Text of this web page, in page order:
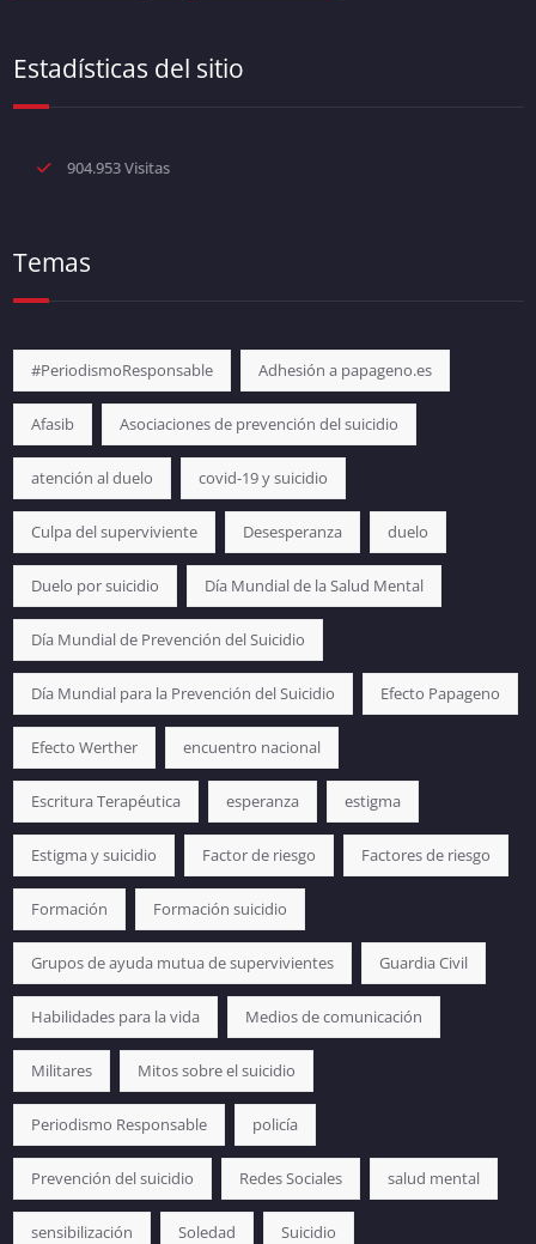
Estadísticas del sitio
904.953 Visitas
Temas
#PeriodismoResponsable Adhesión a papageno.es
Afasib Asociaciones de prevención del suicidio
atención al duelo covid-19 y suicidio
Culpa del superviviente Desesperanza duelo
Duelo por suicidio Día Mundial de la Salud Mental
Día Mundial de Prevención del Suicidio
Día Mundial para la Prevención del Suicidio Efecto Papageno
Efecto Werther encuentro nacional
Escritura Terapéutica esperanza estigma
Estigma y suicidio Factor de riesgo Factores de riesgo
Formación Formación suicidio
Grupos de ayuda mutua de supervivientes Guardia Civil
Habilidades para la vida Medios de comunicación
Militares Mitos sobre el suicidio
Periodismo Responsable policía
Prevención del suicidio Redes Sociales salud mental
sensibilización Soledad Suicidio